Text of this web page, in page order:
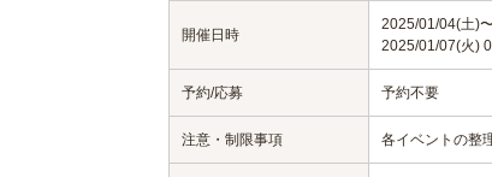
開催日時
2025/01/04(土)
2025/01/07(火)
予約/応募 予約不要
注意・制限事項 各イベントの整